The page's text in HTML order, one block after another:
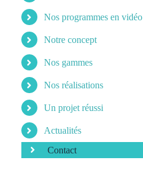
Nos programmes en vidéo
Notre concept
Nos gammes
Nos réalisations
Un projet réussi
Actualités
Contact